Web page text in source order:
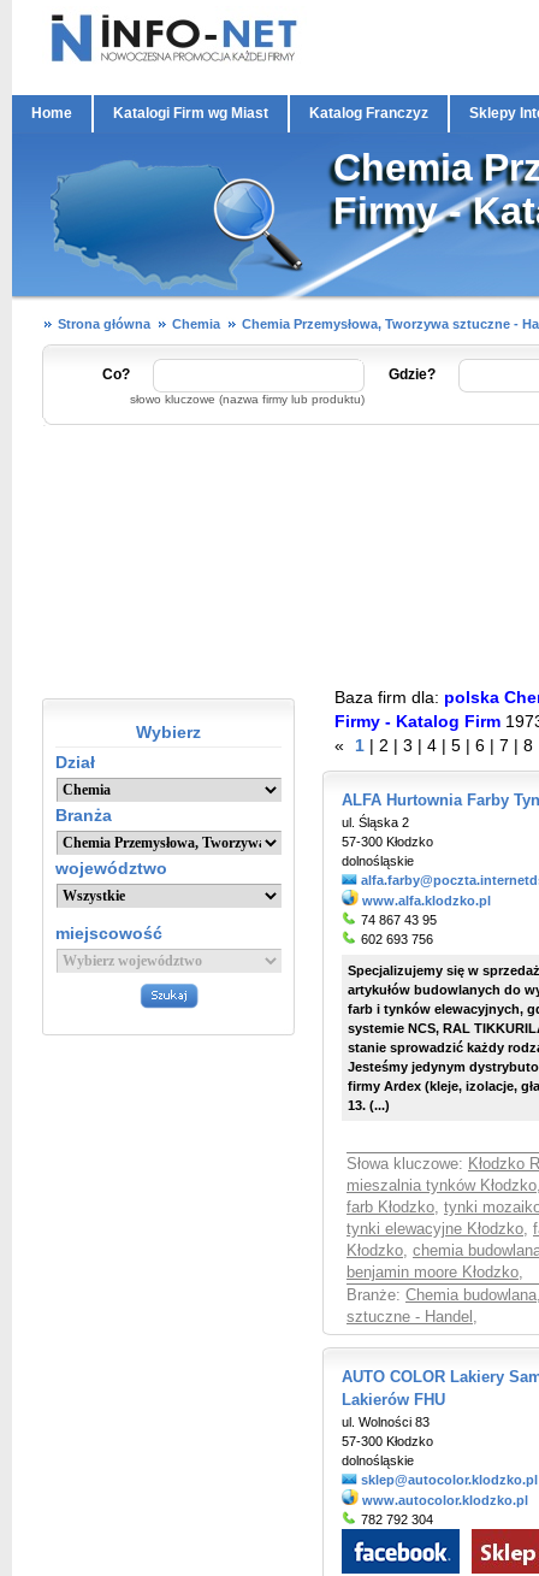
Home Katalogi Firm wg Miast Katalog Franczyz Sklepy
Chemia
Firmy -
Strona główna Chemia Chemia Przemysłowa, Tworzywa sztuczne -
Co?
słowo kluczowe (nazwa firmy lub produktu)
Gdzie?
Wybierz
Dział
Branża
województwo
miejscowość
Baza firm dla: polska
Firmy - Katalog Firm
«
1 2 3 4 5 6 7 8
ALFA Hurtownia Farby
ul. Śląska 2
57-300 Kłodzko
dolnośląskie
www.alfa.klodzko.pl
74 867 43 95
602 693 756
Specjalizujemy się w
artykułów budowlanych do
farb i tynków elewacyjnych,
systemie NCS, RAL
stanie sprowadzić każdy
Jesteśmy jedynym
firmy Ardex (kleje, izolacje,
13. (...)
Słowa kluczowe: Kłodzko
mieszalnia tynków Kłodzko
farb Kłodzko, tynki
tynki elewacyjne Kłodzko,
Kłodzko, chemia
benjamin moore Kłodzko,
Branże: Chemia budowlana
sztuczne - Handel ,
AUTO COLOR Lakiery
Lakierów FHU
ul. Wolności 83
57-300 Kłodzko
dolnośląskie
sklep@autocolor.klodzko.pl
www.autocolor.klodzko.pl
782 792 304